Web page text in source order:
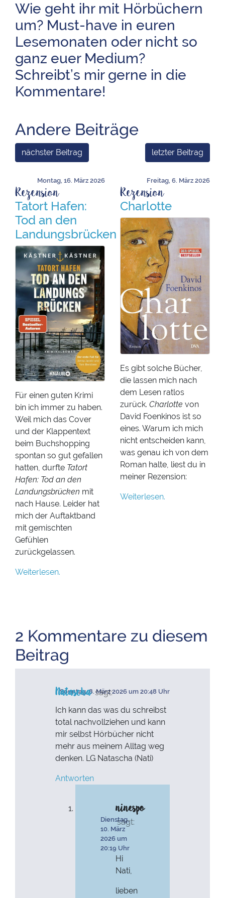
Wie geht ihr mit Hörbüchern
um? Must-have in euren
Lesemonaten oder nicht so
ganz euer Medium?
Schreibt’s mir gerne in die
Kommentare!
Andere Beiträge
nächster Beitrag
Montag, 16. März 2026
Rezension
Tatort Hafen:
Tod an den
Landungsbrücken
Für einen guten Krimi
bin ich immer zu haben.
Weil mich das Cover
und der Klappentext
beim Buchshopping
spontan so gut gefallen
hatten, durfte Tatort
Hafen: Tod an den
Landungsbrücken mit
nach Hause. Leider hat
mich der Auftaktband
mit gemischten
Gefühlen
zurückgelassen.
Weiterlesen.
letzter Beitrag
Freitag, 6. März 2026
Rezension
Charlotte
Es gibt solche Bücher,
die lassen mich nach
dem Lesen ratlos
zurück. Charlotte von
David Foenkinos ist so
eines. Warum ich mich
nicht entscheiden kann,
was genau ich von dem
Roman halte, liest du in
meiner Rezension:
Weiterlesen.
2 Kommentare zu diesem
Beitrag
Natascha sagt:
Sonntag, 8. März 2026 um 20:48 Uhr
Ich kann das was du schreibst
total nachvollziehen und kann
mir selbst Hörbücher nicht
mehr aus meinem Alltag weg
denken. LG Natascha (Nati)
Antworten
ninespo
sagt:
Dienstag,
10. März
2026 um
20:19 Uhr
Hi
Nati,
lieben